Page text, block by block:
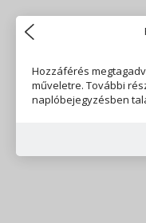
Hozzáférés
műveletre. További
naplóbejegyzésben